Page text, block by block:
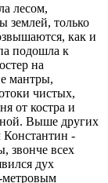
лесом,
землей, только
как и
подошла к
на
мантры,
чистых,
от костра и
Выше других
Константин -
звонче всех
дух
метровым